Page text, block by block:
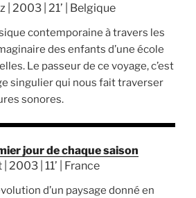
| 2003 | 21’ | Belgique
contemporaine à travers les
des enfants d’une école
Le passeur de ce voyage, c’est
singulier qui nous fait traverser
sonores.
jour de chaque saison
2003 | 11’ | France
d’un paysage donné en